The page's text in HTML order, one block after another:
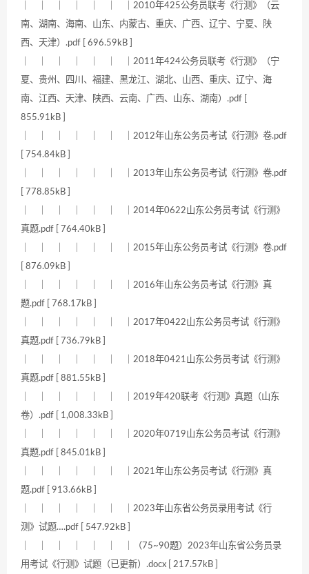
｜ ｜ ｜ ｜ ｜ ｜ ｜2010年425公务员联考《行测》（云
南、湖南、海南、山东、内蒙古、重庆、广西、辽宁、宁夏、陕
西、天津）.pdf [ 696.59kB ]
｜ ｜ ｜ ｜ ｜ ｜ ｜2011年424公务员联考《行测》（宁
夏、贵州、四川、福建、黑龙江、湖北、山西、重庆、辽宁、海
南、江西、天津、陕西、云南、广西、山东、湖南）.pdf [
855.91kB ]
｜ ｜ ｜ ｜ ｜ ｜ ｜2012年山东公务员考试《行测》卷.pdf
[ 754.84kB ]
｜ ｜ ｜ ｜ ｜ ｜ ｜2013年山东公务员考试《行测》卷.pdf
[ 778.85kB ]
｜ ｜ ｜ ｜ ｜ ｜ ｜2014年0622山东公务员考试《行测》
真题.pdf [ 764.40kB ]
｜ ｜ ｜ ｜ ｜ ｜ ｜2015年山东公务员考试《行测》卷.pdf
[ 876.09kB ]
｜ ｜ ｜ ｜ ｜ ｜ ｜2016年山东公务员考试《行测》真
题.pdf [ 768.17kB ]
｜ ｜ ｜ ｜ ｜ ｜ ｜2017年0422山东公务员考试《行测》
真题.pdf [ 736.79kB ]
｜ ｜ ｜ ｜ ｜ ｜ ｜2018年0421山东公务员考试《行测》
真题.pdf [ 881.55kB ]
｜ ｜ ｜ ｜ ｜ ｜ ｜2019年420联考《行测》真题（山东
卷）.pdf [ 1,008.33kB ]
｜ ｜ ｜ ｜ ｜ ｜ ｜2020年0719山东公务员考试《行测》
真题.pdf [ 845.01kB ]
｜ ｜ ｜ ｜ ｜ ｜ ｜2021年山东公务员考试《行测》真
题.pdf [ 913.66kB ]
｜ ｜ ｜ ｜ ｜ ｜ ｜2023年山东省公务员录用考试《行
测》试题….pdf [ 547.92kB ]
｜ ｜ ｜ ｜ ｜ ｜ ｜（75~90题）2023年山东省公务员录
用考试《行测》试题（已更新）.docx [ 217.57kB ]